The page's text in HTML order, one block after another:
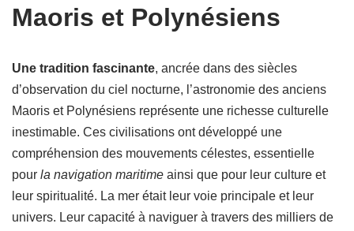
Maoris et Polynésiens
Une tradition fascinante, ancrée dans des siècles
d’observation du ciel nocturne, l’astronomie des anciens
Maoris et Polynésiens représente une richesse culturelle
inestimable. Ces civilisations ont développé une
compréhension des mouvements célestes, essentielle
pour la navigation maritime ainsi que pour leur culture et
leur spiritualité. La mer était leur voie principale et leur
univers. Leur capacité à naviguer à travers des milliers de